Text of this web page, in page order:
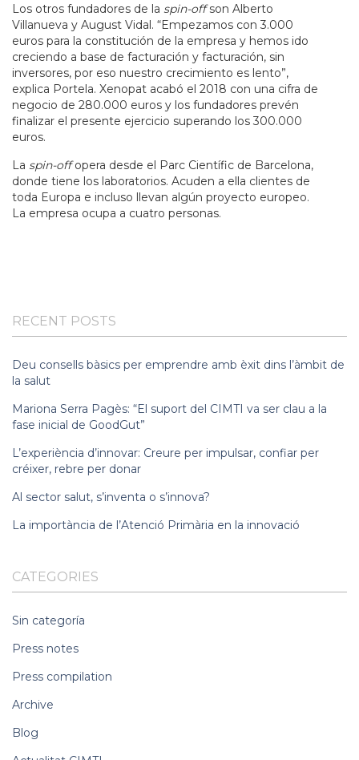
Los otros fundadores de la spin-offson Alberto
Villanueva y August Vidal. “Empezamos con 3.000
euros para la constitución de la empresa y hemos ido
creciendo a base de facturación y facturación, sin
inversores, por eso nuestro crecimiento es lento”,
explica Portela. Xenopat acabó el 2018 con una cifra de
negocio de 280.000 euros y los fundadores prevén
finalizar el presente ejercicio superando los 300.000
euros.
La spin-offopera desde el Parc Científic de Barcelona,
donde tiene los laboratorios. Acuden a ella clientes de
toda Europa e incluso llevan algún proyecto europeo.
La empresa ocupa a cuatro personas.
RECENT POSTS
Deu consells bàsics per emprendre amb èxit dins l’àmbit de
la salut
Mariona Serra Pagès: “El suport del CIMTI va ser clau a la
fase inicial de GoodGut”
L’experiència d’innovar: Creure per impulsar, confiar per
créixer, rebre per donar
Al sector salut, s’inventa o s’innova?
La importància de l’Atenció Primària en la innovació
CATEGORIES
Sin categoría
Press notes
Press compilation
Archive
Blog